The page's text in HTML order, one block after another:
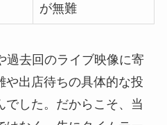
が無難
過去回のライブ映像に寄
や出店待ちの具体的な投
でした。だからこそ、当